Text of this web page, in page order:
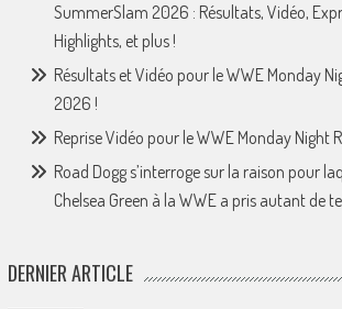
SummerSlam 2026 : Résultats, Vidéo,
Highlights, et plus !
Résultats et Vidéo pour le WWE Monday
2026 !
Reprise Vidéo pour le WWE Monday Night
Road Dogg s’interroge sur la raison pour
Chelsea Green à la WWE a pris autant de
DERNIER ARTICLE